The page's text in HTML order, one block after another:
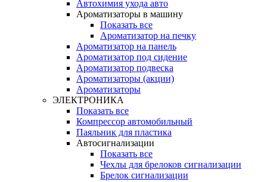
Автохимия ухода авто
Ароматизаторы в машину
Показать все
Ароматизатор на печку
Ароматизатор на панель
Ароматизатор под сидение
Ароматизатор подвеска
Ароматизаторы (акции)
Ароматизаторы
ЭЛЕКТРОНИКА
Показать все
Компрессор автомобильный
Паяльник для пластика
Автосигнализации
Показать все
Чехлы для брелоков сигнализации
Брелок сигнализации